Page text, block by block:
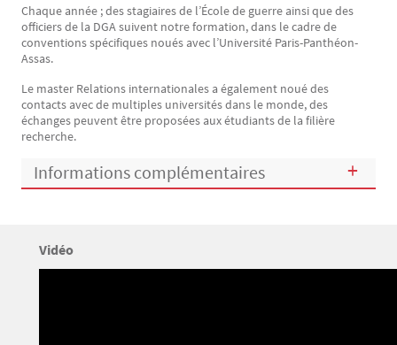
Chaque année ; des stagiaires de l’École de guerre ainsi que des
officiers de la DGA suivent notre formation, dans le cadre de
conventions spécifiques noués avec l’Université Paris-Panthéon-
Assas.
Le master Relations internationales a également noué des
contacts avec de multiples universités dans le monde, des
échanges peuvent être proposées aux étudiants de la filière
recherche.
Informations complémentaires
Bloc(s) libre(s)
Titre
Vidéo